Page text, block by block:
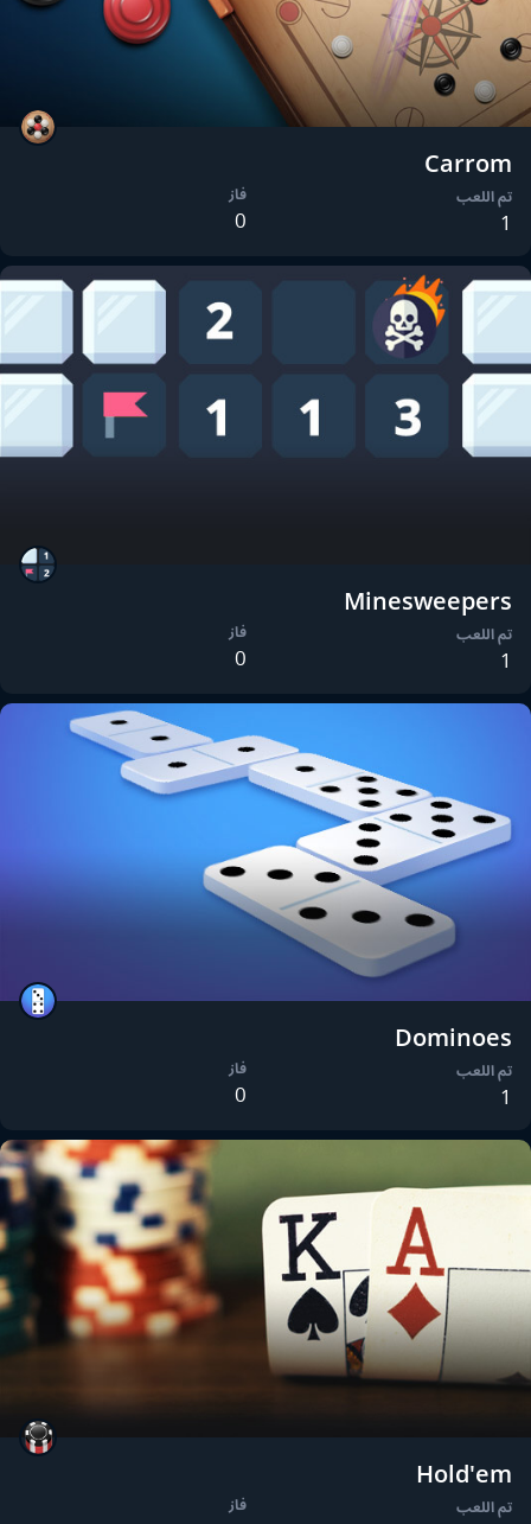
Carrom
تم اللعب
1
فاز
0
Minesweepers
تم اللعب
1
فاز
0
Dominoes
تم اللعب
1
فاز
0
Hold'em
تم اللعب فاز